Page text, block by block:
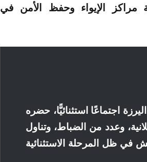
مراكز الإيواء وحفظ الأمن في
اجتماعًا استثنائيًّا، حضره
وعدد من الضباط، وتناول
في ظل المرحلة الاستثنائية